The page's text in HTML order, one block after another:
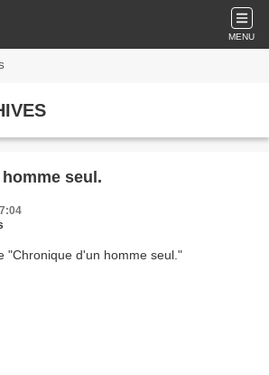
MENU
seul.